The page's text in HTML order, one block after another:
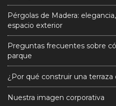
Pérgolas de Madera:
espacio exterior
Preguntas frecuentes sobre
parque
¿Por qué construir una terraza
Nuestra imagen corporativa